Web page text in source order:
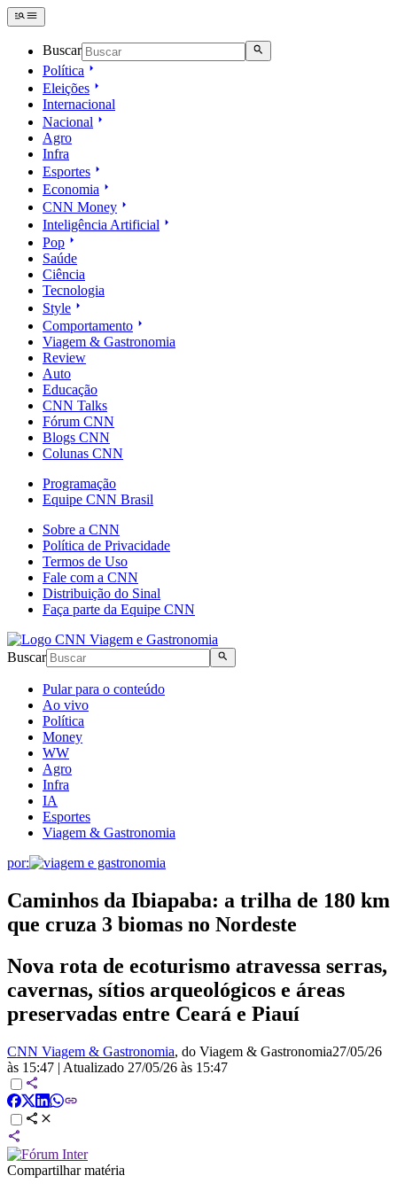
Buscar
Política
Eleições
Internacional
Nacional
Agro
Infra
Esportes
Economia
CNN Money
Inteligência Artificial
Pop
Saúde
Ciência
Tecnologia
Style
Comportamento
Viagem & Gastronomia
Review
Auto
Educação
CNN Talks
Fórum CNN
Blogs CNN
Colunas CNN
Programação
Equipe CNN Brasil
Sobre a CNN
Política de Privacidade
Termos de Uso
Fale com a CNN
Distribuição do Sinal
Faça parte da Equipe CNN
Buscar
Pular para o conteúdo
Ao vivo
Política
Money
WW
Agro
Infra
IA
Esportes
Viagem & Gastronomia
por:
Caminhos da Ibiapaba: a trilha de 180 km
que cruza 3 biomas no Nordeste
Nova rota de ecoturismo atravessa serras,
cavernas, sítios arqueológicos e áreas
preservadas entre Ceará e Piauí
CNN Viagem & Gastronomia, do Viagem & Gastronomia27/05/26
às 15:47 | Atualizado 27/05/26 às 15:47
Compartilhar matéria